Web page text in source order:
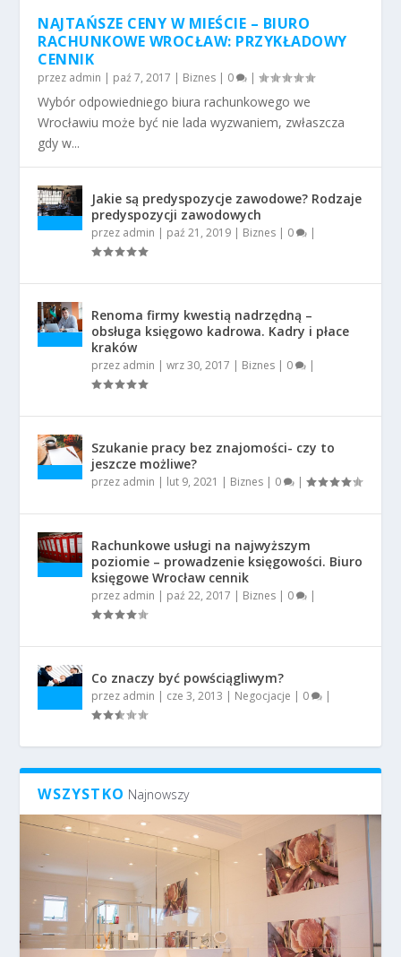
NAJTAŃSZE CENY W MIEŚCIE – BIURO
RACHUNKOWE WROCŁAW: PRZYKŁADOWY
CENNIK
przez admin | paź 7, 2017 | Biznes | 0 |
Wybór odpowiedniego biura rachunkowego we
Wrocławiu może być nie lada wyzwaniem, zwłaszcza
gdy w...
Jakie są predyspozycje zawodowe? Rodzaje
predyspozycji zawodowych
przez admin | paź 21, 2019 | Biznes | 0 |
Renoma firmy kwestią nadrzędną –
obsługa księgowo kadrowa. Kadry i płace
kraków
przez admin |wrz 30, 2017 | Biznes | 0 |
Szukanie pracy bez znajomości- czy to
jeszcze możliwe?
przez admin | lut 9, 2021 | Biznes | 0 |
Rachunkowe usługi na najwyższym
poziomie – prowadzenie księgowości. Biuro
księgowe Wrocław cennik
przez admin | paź 22, 2017 | Biznes | 0 |
Co znaczy być powściągliwym?
przez admin | cze 3, 2013 | Negocjacje | 0 |
WSZYSTKO Najnowszy